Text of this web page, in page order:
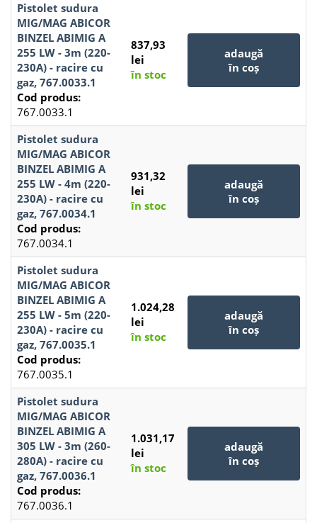
Pistolet sudura
MIG/MAG ABICOR
BINZEL ABIMIG A
255 LW - 3m (220-
230A) - racire cu
gaz, 767.0033.1
Cod produs:
767.0033.1
837,93
lei
în stoc
adaugă
în coș
Pistolet sudura
MIG/MAG ABICOR
BINZEL ABIMIG A
255 LW - 4m (220-
230A) - racire cu
gaz, 767.0034.1
Cod produs:
767.0034.1
931,32
lei
în stoc
adaugă
în coș
Pistolet sudura
MIG/MAG ABICOR
BINZEL ABIMIG A
255 LW - 5m (220-
230A) - racire cu
gaz, 767.0035.1
Cod produs:
767.0035.1
1.024,28
lei
în stoc
adaugă
în coș
Pistolet sudura
MIG/MAG ABICOR
BINZEL ABIMIG A
305 LW - 3m (260-
280A) - racire cu
gaz, 767.0036.1
Cod produs:
767.0036.1
1.031,17
lei
în stoc
adaugă
în coș